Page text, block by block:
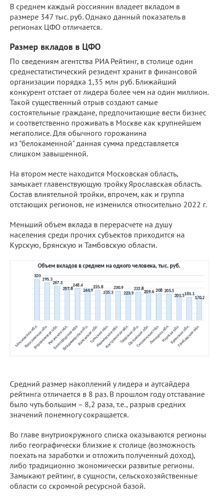
В среднем каждый россиянин владеет вкладом в
размере 347 тыс. руб. Однако данный показатель в
регионах ЦФО отличается.
Размер вкладов в ЦФО
По сведениям агентства РИА Рейтинг, в столице один
среднестатистический резидент хранит в финансовой
организации порядка 1,35 млн руб. Ближайший
конкурент отстает от лидера более чем на один миллион.
Такой существенный отрыв создают самые
состоятельные граждане, предпочитающие вести бизнес
и соответственно проживать в Москве как крупнейшем
мегаполисе. Для обычного горожанина
из "белокаменной" данная сумма представляется
слишком завышенной.
На втором месте находится Московская область,
замыкает главенствующую тройку Ярославская область.
Состав влиятельной тройки, впрочем, как и группа
отстающих регионов, не изменился относительно 2022 г.
Меньший объем вклада в перерасчете на душу
населения среди прочих субъектов приходится на
Курскую, Брянскую и Тамбовскую области.
Средний размер накоплений у лидера и аутсайдера
рейтинга отличается в 8 раз. В прошлом году отставание
было чуть большим – 8,2 раза, т.е., разрыв средних
значений понемногу сокращается.
Во главе внутриокружного списка оказываются регионы
либо географически близкие к столице (возможность
поехать на заработки и отложить полученный доход),
либо традиционно экономически развитые регионы.
Замыкают рейтинг, в сущности, сельскохозяйственные
области со скромной ресурсной базой.